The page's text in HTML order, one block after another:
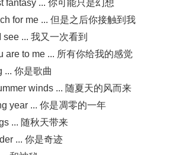
fantasy ... 你可能只是幻想
for me ... 但是之后你接触到我
see ... 我又一次看到
are to me ... 所有你给我的感觉
... 你是歌曲
winds ... 随夏天的风而来
year ... 你是凋零的一年
... 随秋天带来
... 你是奇迹